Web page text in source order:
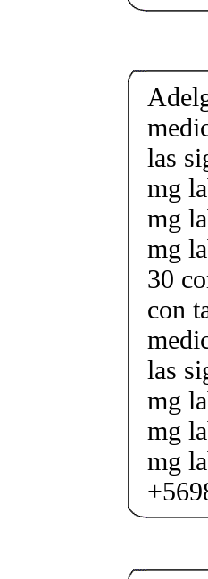
las
mg
mg
mg
30
con
las
mg
mg
mg